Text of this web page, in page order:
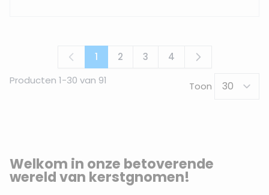
Producten 1-30 van 91
U lees momenteel pagina
1 Pagina
2 Pagina
3 Pagina
4
Toon
Welkom in onze betoverende
wereld van kerstgnomen!